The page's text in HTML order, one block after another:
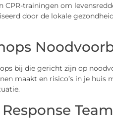
CPR-trainingen om
door de lokale
bij die gericht zijn op
maakt en risico’s in je